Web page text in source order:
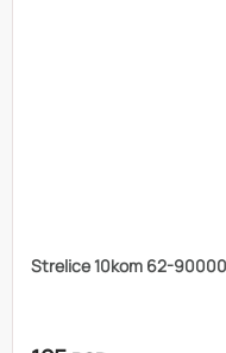
Strelice 10kom 62-